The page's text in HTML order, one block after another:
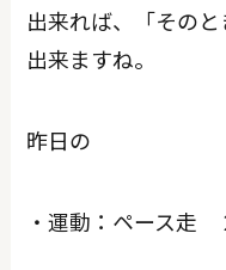
出来れば、「その
出来ますね。
昨日の
・運動：ペース走